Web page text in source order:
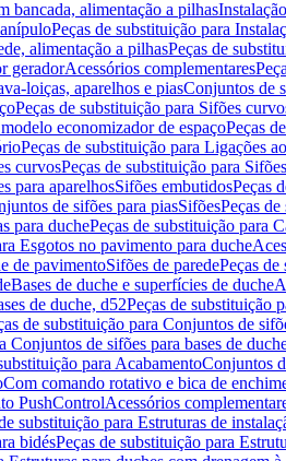
bancada, alimentação a pilhas
Peças de substituição para
alimentação a pilhasPeças de
geradorAcessórios complementares
loiças, aparelhos e piasConjuntos de
Peças de substituição para Sifões
economizador de espaçoPeças
Peças de substituição para Ligações
curvosPeças de substituição para
para aparelhosSifões embutidosPeças
de sifões para piasSifõesPeças
para duchePeças de substituição para
Esgotos no pavimento para duche
de pavimentoSifões de paredePeças de
Bases de duche e superfícies de duche
de duche, d52Peças de substituição
de substituição para Conjuntos de
Conjuntos de sifões para bases de
para AcabamentoConjuntos
Com comando rotativo e bica de
PushControlAcessórios
substituição para Estruturas de
bidésPeças de substituição para